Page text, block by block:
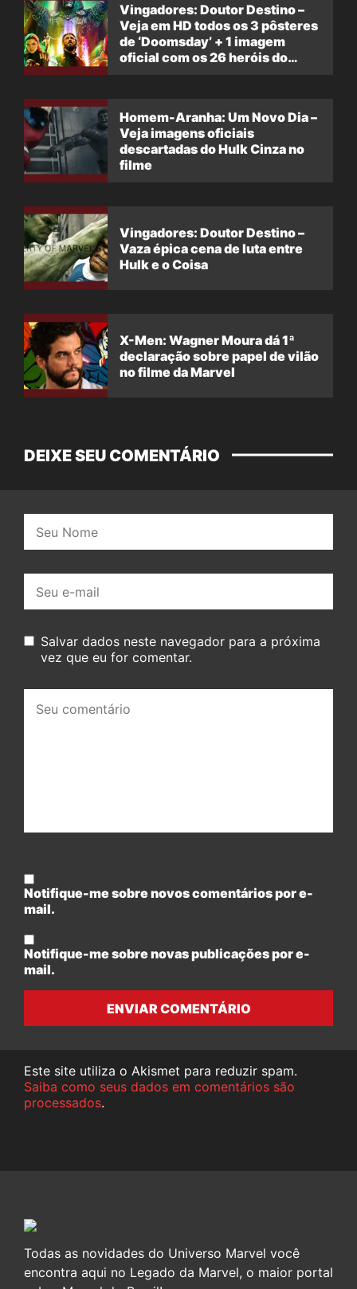
Vingadores: Doutor Destino –
Veja em HD todos os 3 pôsteres
de ‘Doomsday’ + 1 imagem
oficial com os 26 heróis do
Homem-Aranha: Um Novo Dia –
Veja imagens oficiais
descartadas do Hulk Cinza no
filme
Vingadores: Doutor Destino –
Vaza épica cena de luta entre
Hulk e o Coisa
X-Men: Wagner Moura dá 1ª
declaração sobre papel de vilão
no filme da Marvel
DEIXE SEU COMENTÁRIO
mail:
Salvar dados neste navegador para a próxima
vez que eu for comentar.
comentário:
Notifique-me sobre novos comentários por e-
mail.
Notifique-me sobre novas publicações por e-
mail.
ENVIAR COMENTÁRIO
Este site utiliza o Akismet para reduzir spam.
Saiba como seus dados em comentários são
processados.
Todas as novidades do Universo Marvel você
encontra aqui no Legado da Marvel, o maior portal